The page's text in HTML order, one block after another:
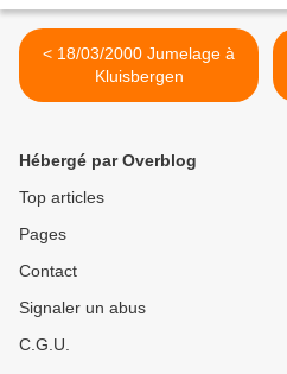
< 18/03/2000 Jumelage à
Kluisbergen
Hébergé par Overblog
Top articles
Pages
Contact
Signaler un abus
C.G.U.